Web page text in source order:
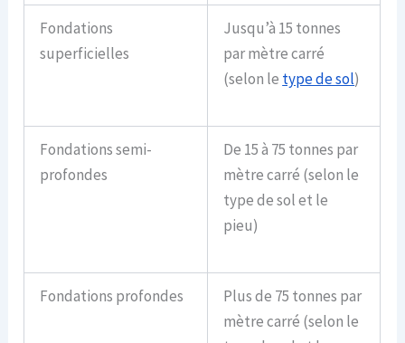
Fondations
superficielles
Jusqu’à 15 tonnes
par mètre carré
(selon le type de sol)
Fondations semi-
profondes
De 15 à 75 tonnes par
mètre carré (selon le
type de sol et le
pieu)
Fondations profondes
Plus de 75 tonnes par
mètre carré (selon le